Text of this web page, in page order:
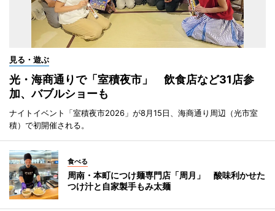
見る・遊ぶ
光・海商通りで「室積夜市」 飲食店など31店参
加、バブルショーも
ナイトイベント「室積夜市2026」が8月15日、海商通り周辺（光市室
積）で初開催される。
食べる
周南・本町につけ麺専門店「周月」 酸味利かせた
つけ汁と自家製手もみ太麺